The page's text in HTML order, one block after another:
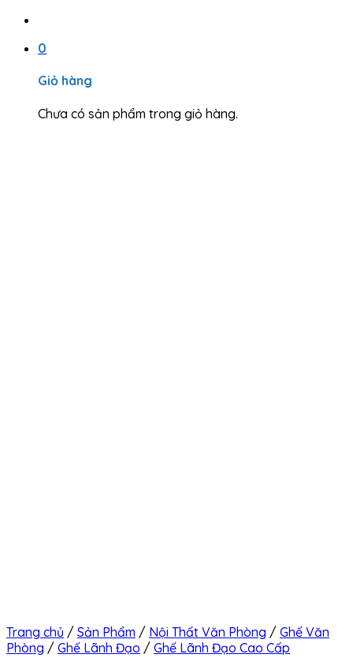
0
Giỏ hàng
Chưa có sản phẩm trong giỏ hàng.
Trang chủ / Sản Phẩm / Nội Thất Văn Phòng / Ghế Văn
Phòng / Ghế Lãnh Đạo / Ghế Lãnh Đạo Cao Cấp